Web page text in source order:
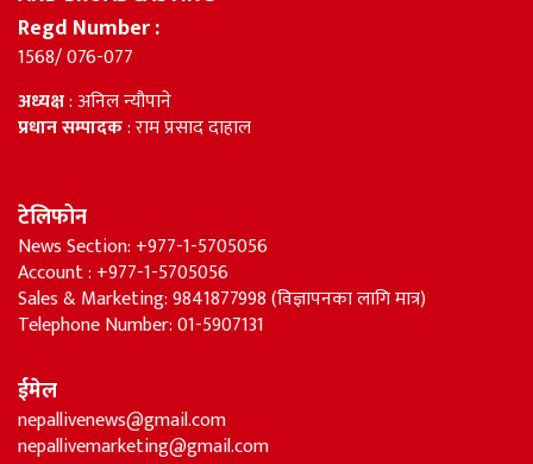
Regd Number :
1568/ 076-077
अध्यक्ष: अनिल न्यौपाने
प्रधान सम्पादक: राम प्रसाद दाहाल
टेलिफोन
News Section: +977-1-5705056
Account : +977-1-5705056
Sales & Marketing: 9841877998 (विज्ञापनका लागि मात्र)
Telephone Number: 01-5907131
ईमेल
nepallivenews@gmail.com
nepallivemarketing@gmail.com